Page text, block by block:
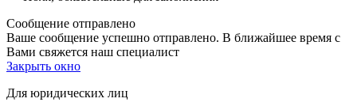
Сообщение отправлено
Ваше сообщение успешно отправлено. В ближайшее время с
Вами свяжется наш специалист
Закрыть окно
Для юридических лиц